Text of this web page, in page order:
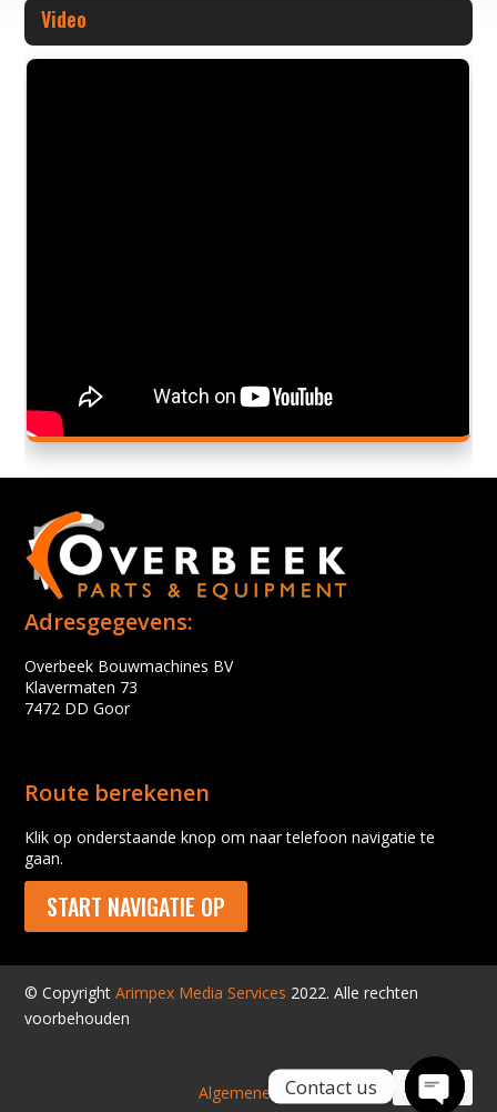
Video
Adresgegevens:
Overbeek Bouwmachines BV
Klavermaten 73
7472 DD Goor
Route berekenen
Klik op onderstaande knop om naar telefoon navigatie te
gaan.
START NAVIGATIE OP
© CopyrightArimpex Media Services 2022. Alle rechten
voorbehouden
Algemene voorwaarden
Contact us